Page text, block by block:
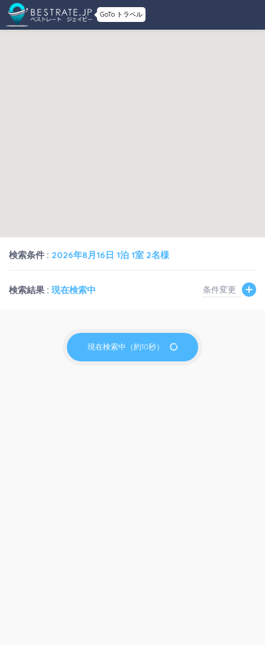
GoTo トラベル
検索条件 : 2026年8月16日 1泊 1室 2名様
検索結果 : 現在検索中 条件変更
現在検索中（約10秒）